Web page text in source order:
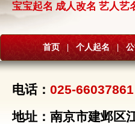
宝宝起名 成人改名 艺人艺
首页 | 个人起名 |
电话： 025-
地址：南京市建邺区